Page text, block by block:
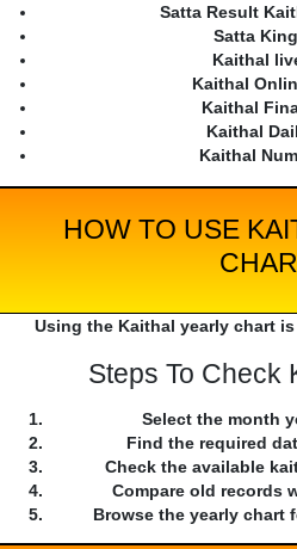
Satta Result
Satta
Kaithal
Kaithal
Kaithal
Kaithal
Kaithal
HOW TO USE
Using the Kaithal yearly chart
Steps To Check
Select the month
Find the required
Check the available
Compare old records
Browse the yearly chart